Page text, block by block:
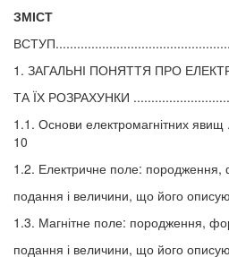
ЗМІСТ
1. ЗАГАЛЬНІ ПОНЯТТЯ ПРО
ТА ЇХ РОЗРАХУНКИ
1.1. Основи електромагнітних
10
1.2. Електричне поле:
подання і величини, що його
1.3. Магнітне поле: породження,
подання і величини, що його